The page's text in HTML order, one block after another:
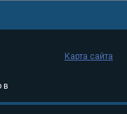
в
Карта сайта